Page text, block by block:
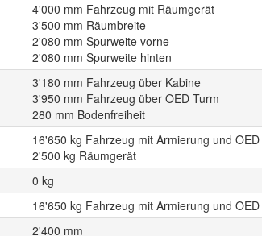
4'000 mm Fahrzeug mit Räumgerät
3'500 mm Räumbreite
2'080 mm Spurweite vorne
2'080 mm Spurweite hinten
3'180 mm Fahrzeug über Kabine
3'950 mm Fahrzeug über OED Turm
280 mm Bodenfreiheit
16'650 kg Fahrzeug mit Armierung und OED
2'500 kg Räumgerät
0 kg
16'650 kg Fahrzeug mit Armierung und OED
2'400 mm